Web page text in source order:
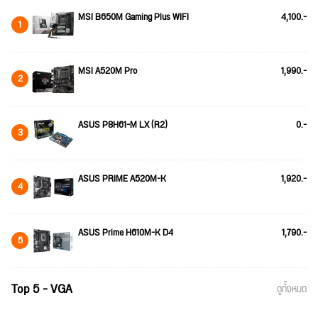
1 MSI B650M Gaming Plus WIFI 4,100.-
2 MSI A520M Pro 1,990.-
3 ASUS P8H61-M LX (R2) 0.-
4 ASUS PRIME A520M-K 1,920.-
5 ASUS Prime H610M-K D4 1,790.-
Top 5 - VGA ดูทั้งหมด